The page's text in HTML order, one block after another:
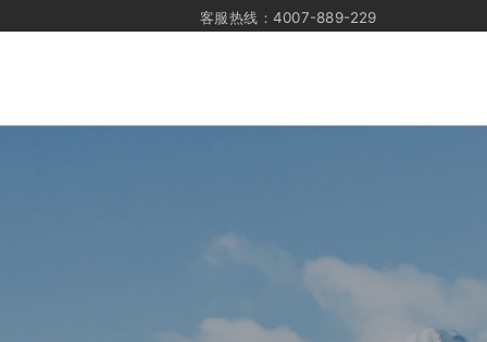
客服热线：4007-889-229